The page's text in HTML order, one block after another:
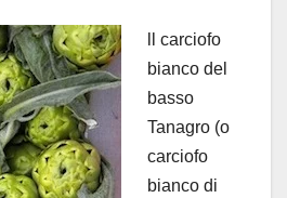
ll carciofo
bianco del
basso
Tanagro (o
carciofo
bianco di